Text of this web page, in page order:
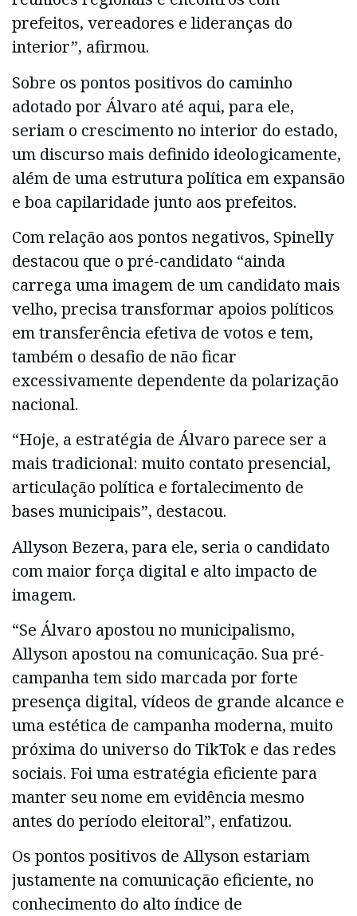
prefeitos, vereadores e lideranças do
interior”, afirmou.
Sobre os pontos positivos do caminho
adotado por Álvaro até aqui, para ele,
seriam o crescimento no interior do estado,
um discurso mais definido ideologicamente,
além de uma estrutura política em expansão
e boa capilaridade junto aos prefeitos.
Com relação aos pontos negativos, Spinelly
destacou que o pré-candidato “ainda
carrega uma imagem de um candidato mais
velho, precisa transformar apoios políticos
em transferência efetiva de votos e tem,
também o desafio de não ficar
excessivamente dependente da polarização
nacional.
“Hoje, a estratégia de Álvaro parece ser a
mais tradicional: muito contato presencial,
articulação política e fortalecimento de
bases municipais”, destacou.
Allyson Bezera, para ele, seria o candidato
com maior força digital e alto impacto de
imagem.
“Se Álvaro apostou no municipalismo,
Allyson apostou na comunicação. Sua pré-
campanha tem sido marcada por forte
presença digital, vídeos de grande alcance e
uma estética de campanha moderna, muito
próxima do universo do TikTok e das redes
sociais. Foi uma estratégia eficiente para
manter seu nome em evidência mesmo
antes do período eleitoral”, enfatizou.
Os pontos positivos de Allyson estariam
justamente na comunicação eficiente, no
conhecimento do alto índice de